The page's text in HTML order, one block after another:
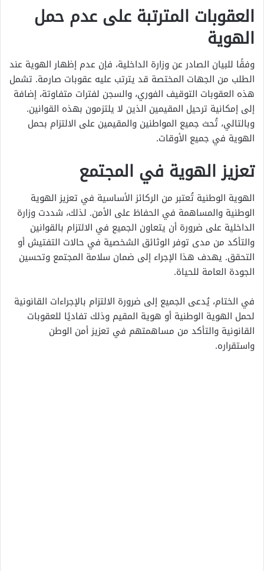
العقوبات المترتبة على عدم حمل
الهوية
وفقًا للبيان الصادر عن وزارة الداخلية، فإن عدم إظهار الهوية عند
الطلب من الجهات المختصة قد يترتب عليه عقوبات صارمة. تشمل
هذه العقوبات التوقيف الفوري، والسجن لفترات متفاوتة، إضافة
إلى إمكانية ترحيل المقيمين الذين لا يلتزمون بهذه القوانين.
وبالتالي، تُحث جميع المواطنين والمقيمين على الالتزام بحمل
الهوية في جميع الأوقات.
تعزيز الهوية في المجتمع
الهوية الوطنية تُعتبر من الركائز الأساسية في تعزيز الهوية
الوطنية والمساهمة في الحفاظ على الأمن. لذلك، شددت وزارة
الداخلية على ضرورة أن يتعاون الجميع في الالتزام بالقوانين
والتأكد من مدى توفر الوثائق الشخصية في حالات التفتيش أو
التحقق. يهدف هذا الإجراء إلى ضمان سلامة المجتمع وتحسين
الجودة العامة للحياة.
في الختام، يُدعى الجميع إلى ضرورة الالتزام بالإجراءات القانونية
لحمل الهوية الوطنية أو هوية المقيم وذلك تفاديًا للعقوبات
القانونية والتأكد من مساهمتهم في تعزيز أمن الوطن
واستقراره.